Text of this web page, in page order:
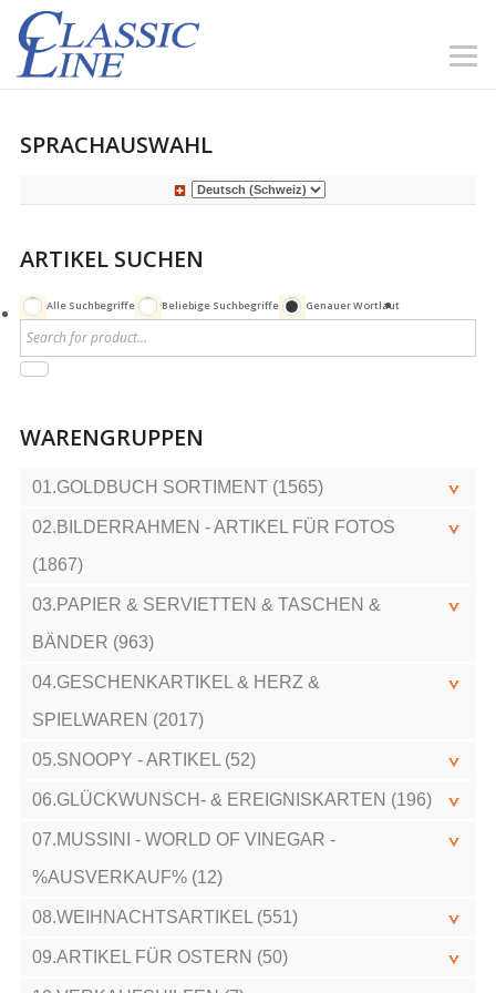
SPRACHAUSWAHL
ARTIKEL SUCHEN
Alle Suchbegriffe Beliebige Suchbegriffe Genauer Wortlaut
WARENGRUPPEN
01.GOLDBUCH SORTIMENT (1565)
02.BILDERRAHMEN - ARTIKEL FÜR FOTOS
(1867)
03.PAPIER & SERVIETTEN & TASCHEN &
BÄNDER (963)
04.GESCHENKARTIKEL & HERZ &
SPIELWAREN (2017)
05.SNOOPY - ARTIKEL (52)
06.GLÜCKWUNSCH- & EREIGNISKARTEN (196)
07.MUSSINI - WORLD OF VINEGAR -
%AUSVERKAUF% (12)
08.WEIHNACHTSARTIKEL (551)
09.ARTIKEL FÜR OSTERN (50)